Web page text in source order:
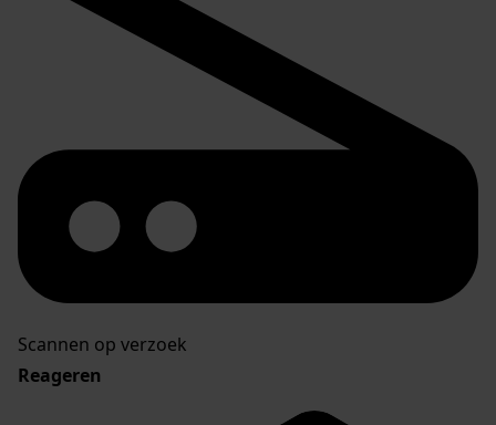
Scannen op verzoek
Reageren